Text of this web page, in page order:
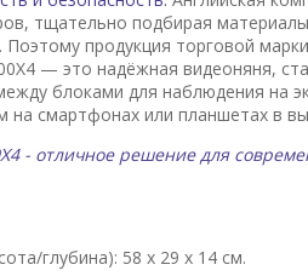
тщательно подбирая
продукция торговой
— это надёжная видеоняня,
блоками для наблюдения на
на смартфонах или планшетах в
- отличное решение для
глубина): 58 x 29 x 14 см.